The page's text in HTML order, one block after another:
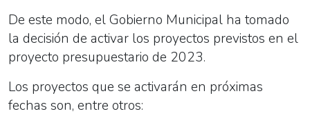
De este modo, el Gobierno Municipal ha tomado
la decisión de activar los proyectos previstos en el
proyecto presupuestario de 2023.
Los proyectos que se activarán en próximas
fechas son, entre otros: